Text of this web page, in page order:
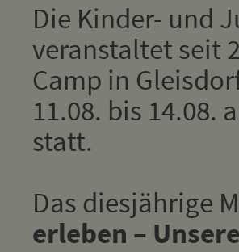
Die Kinder- und
veranstaltet seit
Camp in
11.08. bis 14.08.
statt.
Das diesjährige
erleben –